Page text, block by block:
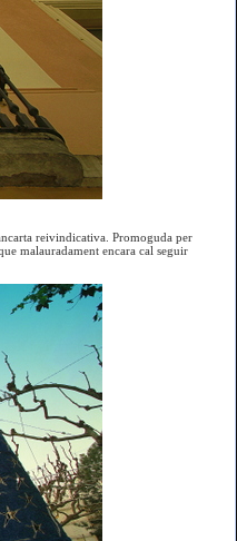
reivindicativa. Promoguda per
malauradament encara cal seguir